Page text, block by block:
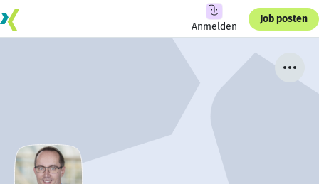
Anmelden
Job posten